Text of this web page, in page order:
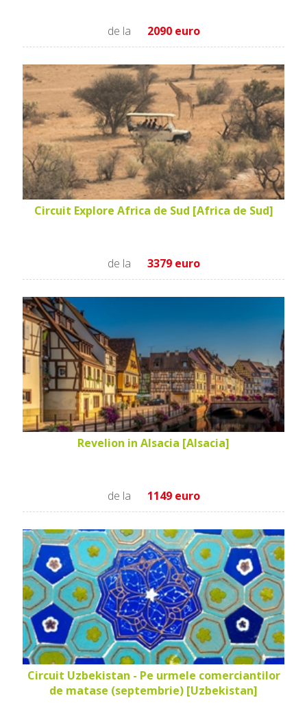
de la 2090 euro
Circuit Explore Africa de Sud [Africa de Sud]
de la 3379 euro
Revelion in Alsacia [Alsacia]
de la 1149 euro
Circuit Uzbekistan - Pe urmele comerciantilor
de matase (septembrie) [Uzbekistan]